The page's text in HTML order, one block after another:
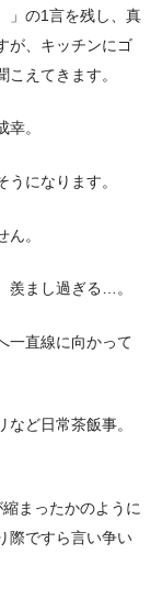
」の1言を残し、真
が、キッチンにゴ
えてきます。
。
になります。
。
羨まし過ぎる…。
一直線に向かって
ど日常茶飯事。
まったかのように
際ですら言い争い